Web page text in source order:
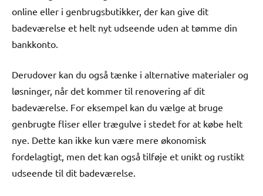
online eller i genbrugsbutikker, der kan give dit
badeværelse et helt nyt udseende uden at tømme din
bankkonto.
Derudover kan du også tænke i alternative materialer og
løsninger, når det kommer til renovering af dit
badeværelse. For eksempel kan du vælge at bruge
genbrugte fliser eller trægulve i stedet for at købe helt
nye. Dette kan ikke kun være mere økonomisk
fordelagtigt, men det kan også tilføje et unikt og rustikt
udseende til dit badeværelse.